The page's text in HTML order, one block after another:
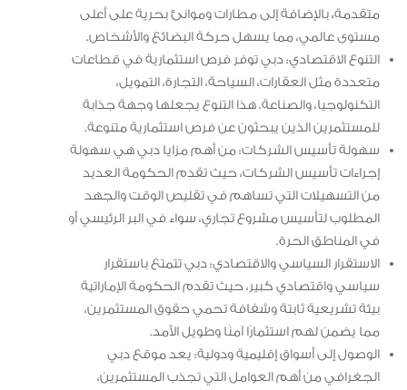
متقدمة، بالإضافة إلى مطارات وموانئ بحرية على أعلى
مستوى عالمي، مما يسهل حركة البضائع والأشخاص.
التنوع الاقتصادي: دبي توفر فرص استثمارية في قطاعات
متعددة مثل العقارات، السياحة، التجارة، التمويل،
التكنولوجيا، والصناعة. هذا التنوع يجعلها وجهة جذابة
للمستثمرين الذين يبحثون عن فرص استثمارية متنوعة.
سهولة تأسيس الشركات: من أهم مزايا دبي هي سهولة
إجراءات تأسيس الشركات، حيث تقدم الحكومة العديد
من التسهيلات التي تساهم في تقليص الوقت والجهد
المطلوب لتأسيس مشروع تجاري، سواء في البر الرئيسي أو
في المناطق الحرة.
الاستقرار السياسي والاقتصادي: دبي تتمتع باستقرار
سياسي واقتصادي كبير، حيث تقدم الحكومة الإماراتية
بيئة تشريعية ثابتة وشفافة تحمي حقوق المستثمرين،
مما يضمن لهم استثمارًا آمنًا وطويل الأمد.
الوصول إلى أسواق إقليمية ودولية: يعد موقع دبي
الجغرافي من أهم العوامل التي تجذب المستثمرين،